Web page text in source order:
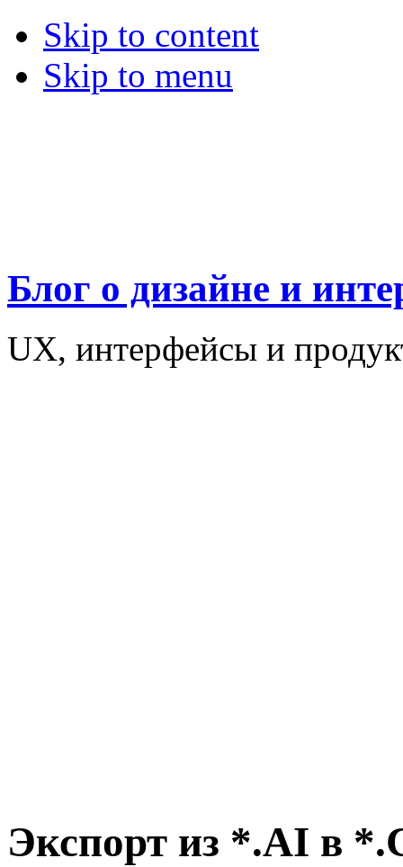
Skip to content
Skip to menu
Блог о дизайне и
UX, интерфейсы и
Экспорт из *.AI в